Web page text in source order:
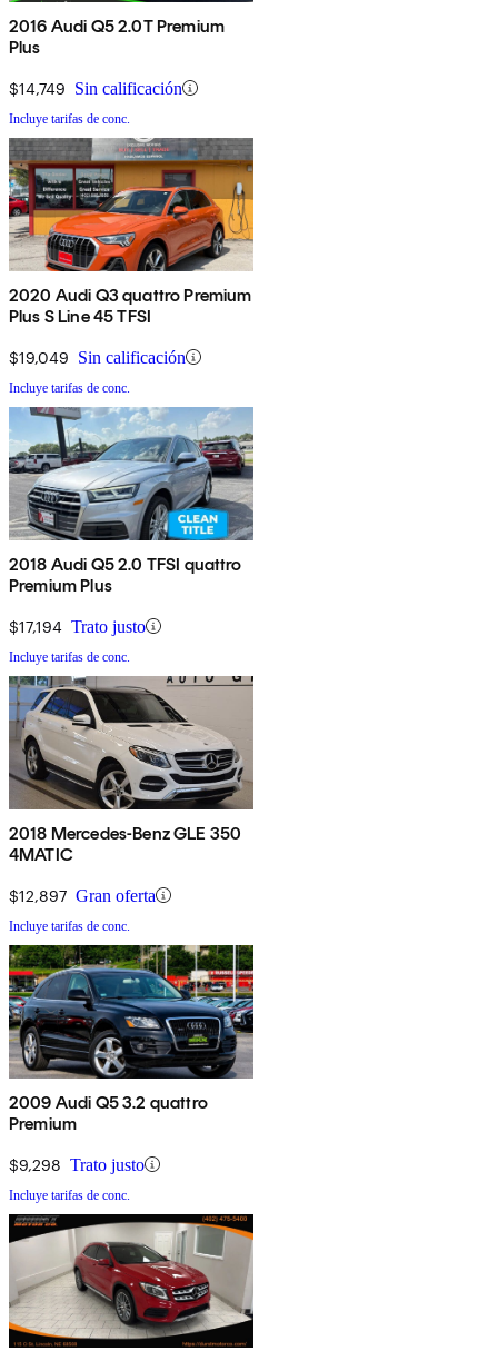
2016 Audi Q5 2.0T Premium
Plus
$14,749 Sin calificación
Incluye tarifas de conc.
2020 Audi Q3 quattro Premium
Plus S Line 45 TFSI
$19,049 Sin calificación
Incluye tarifas de conc.
2018 Audi Q5 2.0 TFSI quattro
Premium Plus
$17,194 Trato justo
Incluye tarifas de conc.
2018 Mercedes-Benz GLE 350
4MATIC
$12,897 Gran oferta
Incluye tarifas de conc.
2009 Audi Q5 3.2 quattro
Premium
$9,298 Trato justo
Incluye tarifas de conc.